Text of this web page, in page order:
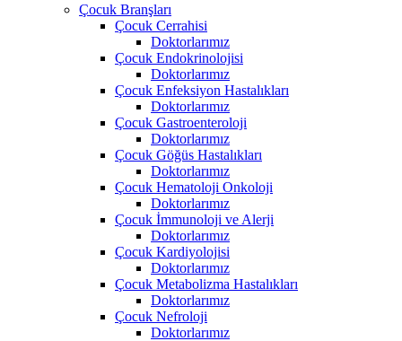
Çocuk Branşları
Çocuk Cerrahisi
Doktorlarımız
Çocuk Endokrinolojisi
Doktorlarımız
Çocuk Enfeksiyon Hastalıkları
Doktorlarımız
Çocuk Gastroenteroloji
Doktorlarımız
Çocuk Göğüs Hastalıkları
Doktorlarımız
Çocuk Hematoloji Onkoloji
Doktorlarımız
Çocuk İmmunoloji ve Alerji
Doktorlarımız
Çocuk Kardiyolojisi
Doktorlarımız
Çocuk Metabolizma Hastalıkları
Doktorlarımız
Çocuk Nefroloji
Doktorlarımız